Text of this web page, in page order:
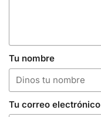
Tu nombre
Tu correo electrónico